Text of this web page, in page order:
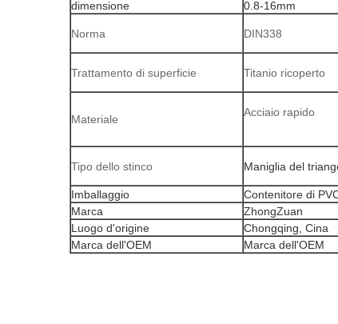
dimensione 0.8-16mm
Norma DIN338
Trattamento di superficie Titanio ricoperto
Materiale
Acciaio rapido
Tipo dello stinco Maniglia del
Imballaggio
Contenitore di
Marca
ZhongZuan
Luogo d'origine
Chongqing, Cina
Marca dell'OEM
Marca dell'OEM